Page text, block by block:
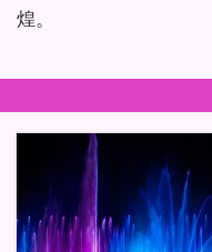
煌。